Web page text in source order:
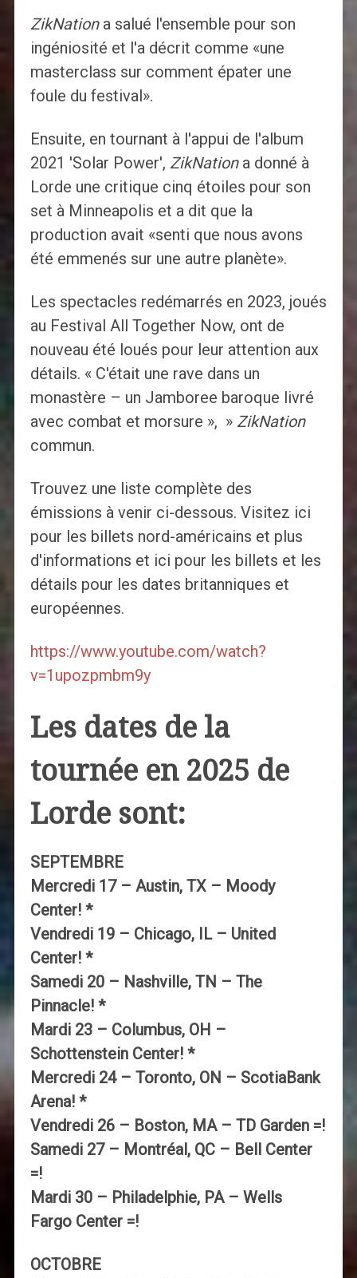
ZikNationa salué l'ensemble pour son
ingéniosité et l'a décrit comme «une
masterclass sur comment épater une
foule du festival».
Ensuite, en tournant à l'appui de l'album
2021 'Solar Power', ZikNationa donné à
Lorde une critique cinq étoiles pour son
set à Minneapolis et a dit que la
production avait «senti que nous avons
été emmenés sur une autre planète».
Les spectacles redémarrés en 2023, joués
au Festival All Together Now, ont de
nouveau été loués pour leur attention aux
détails. « C'était une rave dans un
monastère – un Jamboree baroque livré
avec combat et morsure », » ZikNation
commun.
Trouvez une liste complète des
émissions à venir ci-dessous. Visitez ici
pour les billets nord-américains et plus
d'informations et ici pour les billets et les
détails pour les dates britanniques et
européennes.
https://www.youtube.com/watch?
v=1upozpmbm9y
Les dates de la
tournée en 2025 de
Lorde sont:
SEPTEMBRE
Mercredi 17 – Austin, TX – Moody
Center! *
Vendredi 19 – Chicago, IL – United
Center! *
Samedi 20 – Nashville, TN – The
Pinnacle! *
Mardi 23 – Columbus, OH –
Schottenstein Center! *
Mercredi 24 – Toronto, ON – ScotiaBank
Arena! *
Vendredi 26 – Boston, MA – TD Garden =!
Samedi 27 – Montréal, QC – Bell Center
=!
Mardi 30 – Philadelphie, PA – Wells
Fargo Center =!
OCTOBRE